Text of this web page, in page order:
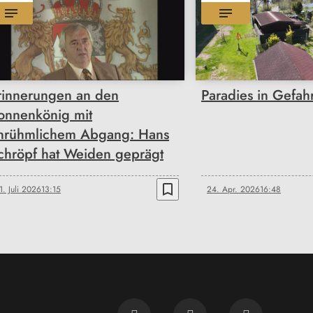
an den
mit
Abgang: Hans
hat Weiden geprägt
Juli 202613:15 bookmark_border
Paradies in
24. Apr. 202616:48